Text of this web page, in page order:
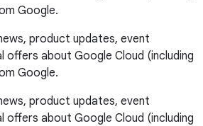
Google.
product updates, event
offers about Google Cloud (including
Google.
product updates, event
offers about Google Cloud (including